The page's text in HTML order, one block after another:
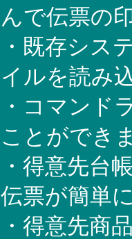
んで伝票の
・既存シス
イルを読み
・コマンド
ことができ
・得意先台
伝票が簡単
・得意先商